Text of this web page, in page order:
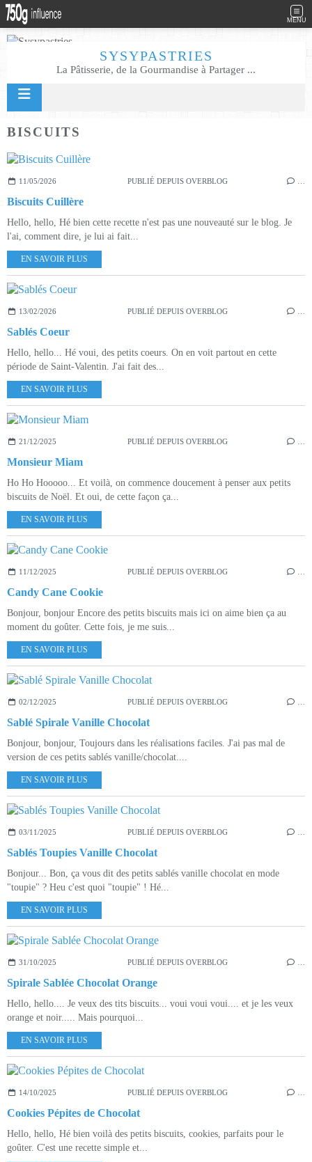
MENU
SYSYPASTRIES
La Pâtisserie, de la Gourmandise à Partager ...
BISCUITS
11/05/2026 PUBLIÉ DEPUIS OVERBLOG
Biscuits Cuillère
Hello, hello, Hé bien cette recette n'est pas une nouveauté sur le blog. Je
l'ai, comment dire, je lui ai fait...
EN SAVOIR PLUS
13/02/2026 PUBLIÉ DEPUIS OVERBLOG
Sablés Coeur
Hello, hello... Hé voui, des petits coeurs. On en voit partout en cette
période de Saint-Valentin. J'ai fait des...
EN SAVOIR PLUS
21/12/2025 PUBLIÉ DEPUIS OVERBLOG
Monsieur Miam
Ho Ho Hooooo... Et voilà, on commence doucement à penser aux petits
biscuits de Noël. Et oui, de cette façon ça...
EN SAVOIR PLUS
11/12/2025 PUBLIÉ DEPUIS OVERBLOG
Candy Cane Cookie
Bonjour, bonjour Encore des petits biscuits mais ici on aime bien ça au
moment du goûter. Cette fois, je me suis...
EN SAVOIR PLUS
02/12/2025 PUBLIÉ DEPUIS OVERBLOG
Sablé Spirale Vanille Chocolat
Bonjour, bonjour, Toujours dans les réalisations faciles. J'ai pas mal de
version de ces petits sablés vanille/chocolat....
EN SAVOIR PLUS
03/11/2025 PUBLIÉ DEPUIS OVERBLOG
Sablés Toupies Vanille Chocolat
Bonjour... Bon, ça vous dit des petits sablés vanille chocolat en mode
"toupie" ? Heu c'est quoi "toupie" ! Hé...
EN SAVOIR PLUS
31/10/2025 PUBLIÉ DEPUIS OVERBLOG
Spirale Sablée Chocolat Orange
Hello, hello.... Je veux des tits biscuits... voui voui voui.... et je les veux
orange et noir..... Mais pourquoi...
EN SAVOIR PLUS
14/10/2025 PUBLIÉ DEPUIS OVERBLOG
Cookies Pépites de Chocolat
Hello, hello, Hé bien voilà des petits biscuits, cookies, parfaits pour le
goûter. C'est une recette simple et...